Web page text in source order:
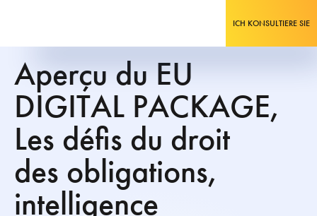
ICH KONSULTIERE SIE
Aperçu du EU
DIGITAL PACKAGE,
Les défis du droit
des obligations,
intelligence